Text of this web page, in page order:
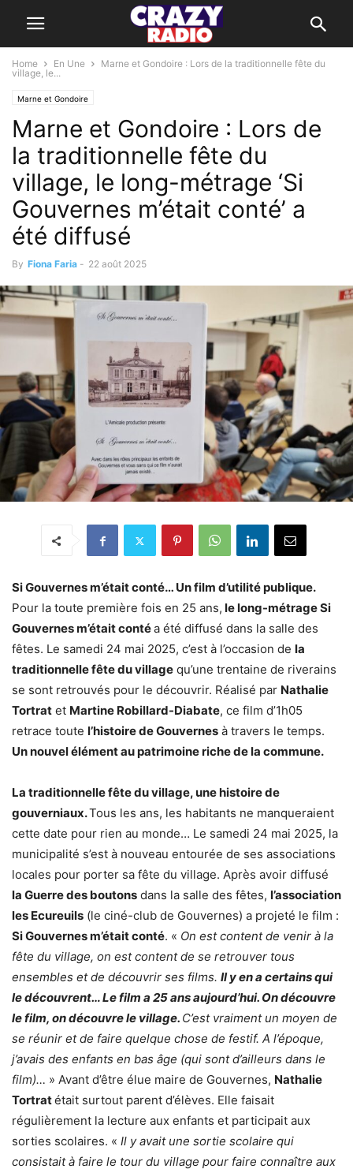
Home En Une
Marne et Gondoire : Lors de la traditionnelle fête du
village, le...
Marne et Gondoire
Marne et Gondoire : Lors de
la traditionnelle fête du
village, le long-métrage ‘Si
Gouvernes m’était conté’ a
été diffusé
By Fiona Faria - 22 août 2025
Si Gouvernes m’était conté… Un film d’utilité publique.
Pour la toute première fois en 25 ans, le long-métrage Si
Gouvernes m’était contéa été diffusé dans la salle des
fêtes. Le samedi 24 mai 2025, c’est à l’occasion de la
traditionnelle fête du village qu’une trentaine de riverains
se sont retrouvés pour le découvrir. Réalisé par Nathalie
Tortrat et Martine Robillard-Diabate, ce film d’1h05
retrace toute l’histoire de Gouvernes à travers le temps.
Un nouvel élément au patrimoine riche de la commune.
La traditionnelle fête du village, une histoire de
gouverniaux.Tous les ans, les habitants ne manqueraient
cette date pour rien au monde… Le samedi 24 mai 2025, la
municipalité s’est à nouveau entourée de ses associations
locales pour porter sa fête du village. Après avoir diffusé
la Guerre des boutons dans la salle des fêtes, l’association
les Ecureuils (le ciné-club de Gouvernes) a projeté le film :
Si Gouvernes m’était conté. « On est content de venir à la
fête du village, on est content de se retrouver tous
ensembles et de découvrir ses films. Il y en a certains qui
le découvrent… Le film a 25 ans aujourd’hui. On découvre
le film, on découvre le village. C’est vraiment un moyen de
se réunir et de faire quelque chose de festif. A l’époque,
j’avais des enfants en bas âge (qui sont d’ailleurs dans le
film)… » Avant d’être élue maire de Gouvernes, Nathalie
Tortratétait surtout parent d’élèves. Elle faisait
régulièrement la lecture aux enfants et participait aux
sorties scolaires. « Il y avait une sortie scolaire qui
consistait à faire le tour du village pour faire connaître aux